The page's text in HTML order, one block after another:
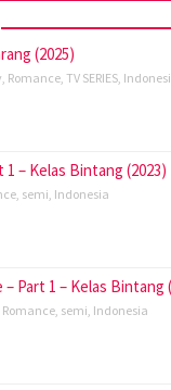
(2025)
Romance TV SERIES
1 – Kelas Bintang (2023)
semi Indonesia
– Part 1 – Kelas
Romance semi Indonesia